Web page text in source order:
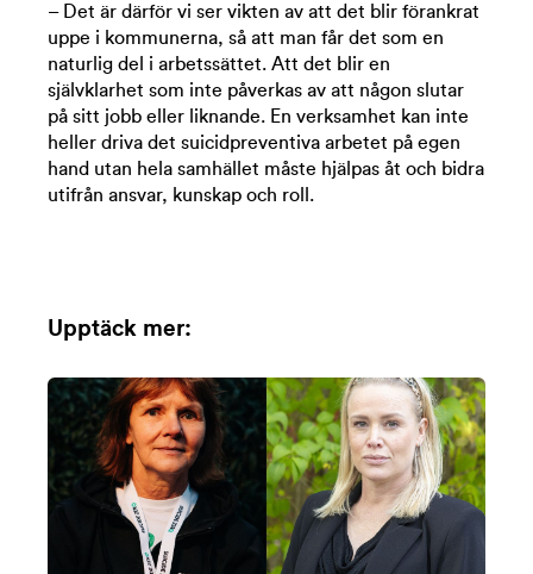
– Det är därför vi ser vikten av att det blir förankrat
uppe i kommunerna, så att man får det som en
naturlig del i arbetssättet. Att det blir en
självklarhet som inte påverkas av att någon slutar
på sitt jobb eller liknande. En verksamhet kan inte
heller driva det suicidpreventiva arbetet på egen
hand utan hela samhället måste hjälpas åt och bidra
utifrån ansvar, kunskap och roll.
Upptäck mer: